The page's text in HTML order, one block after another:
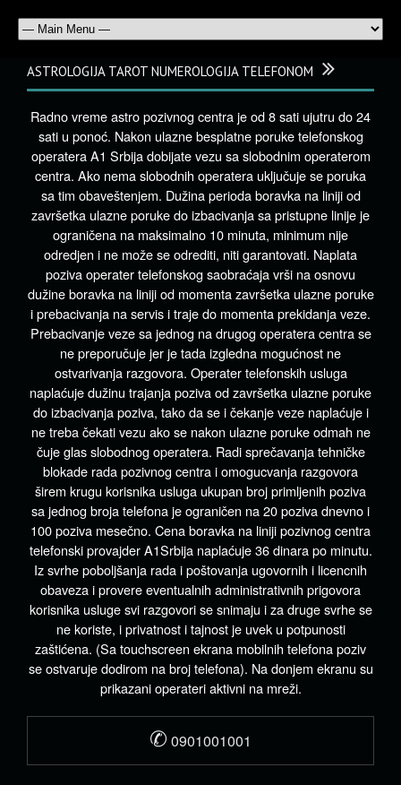
ASTROLOGIJA TAROT NUMEROLOGIJA TELEFONOM
Radno vreme astro pozivnog centra je od 8 sati ujutru do 24
sati u ponoć. Nakon ulazne besplatne poruke telefonskog
operatera A1 Srbija dobijate vezu sa slobodnim operaterom
centra. Ako nema slobodnih operatera uključuje se poruka
sa tim obaveštenjem. Dužina perioda boravka na liniji od
završetka ulazne poruke do izbacivanja sa pristupne linije je
ograničena na maksimalno 10 minuta, minimum nije
odredjen i ne može se odrediti, niti garantovati. Naplata
poziva operater telefonskog saobraćaja vrši na osnovu
dužine boravka na liniji od momenta završetka ulazne poruke
i prebacivanja na servis i traje do momenta prekidanja veze.
Prebacivanje veze sa jednog na drugog operatera centra se
ne preporučuje jer je tada izgledna mogućnost ne
ostvarivanja razgovora. Operater telefonskih usluga
naplaćuje dužinu trajanja poziva od završetka ulazne poruke
do izbacivanja poziva, tako da se i čekanje veze naplaćuje i
ne treba čekati vezu ako se nakon ulazne poruke odmah ne
čuje glas slobodnog operatera. Radi sprečavanja tehničke
blokade rada pozivnog centra i omogucvanja razgovora
širem krugu korisnika usluga ukupan broj primljenih poziva
sa jednog broja telefona je ograničen na 20 poziva dnevno i
100 poziva mesečno. Cena boravka na liniji pozivnog centra
telefonski provajder A1Srbija naplaćuje 36 dinara po minutu.
Iz svrhe poboljšanja rada i poštovanja ugovornih i licencnih
obaveza i provere eventualnih administrativnih prigovora
korisnika usluge svi razgovori se snimaju i za druge svrhe se
ne koriste, i privatnost i tajnost je uvek u potpunosti
zaštićena. (Sa touchscreen ekrana mobilnih telefona poziv
se ostvaruje dodirom na broj telefona). Na donjem ekranu su
prikazani operateri aktivni na mreži.
✆ 0901001001